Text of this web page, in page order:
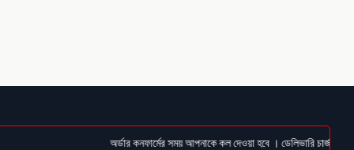
অর্ডার কনফার্মের সময় আপনাকে কল দেওয়া হবে । ডেলিভারি চার্জটা